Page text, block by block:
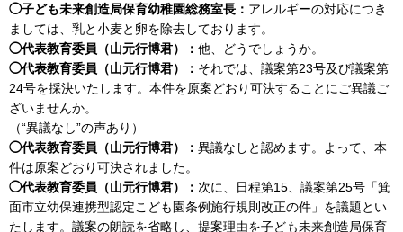
◯子ども未来創造局保育幼稚園総務室長： アレルギーの対応につき
ましては、乳と小麦と卵を除去しております。
◯代表教育委員（山元行博君）： 他、どうでしょうか。
◯代表教育委員（山元行博君）： それでは、議案第23号及び議案第
24号を採決いたします。本件を原案どおり可決することにご異議ご
ざいませんか。
（“異議なし”の声あり）
◯代表教育委員（山元行博君）： 異議なしと認めます。よって、本
件は原案どおり可決されました。
◯代表教育委員（山元行博君）： 次に、日程第15、議案第25号「箕
面市立幼保連携型認定こども園条例施行規則改正の件」を議題とい
たします。議案の朗読を省略し、提案理由を子ども未来創造局保育